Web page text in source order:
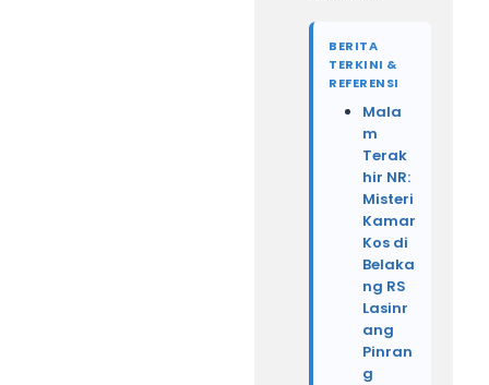
BERITA
TERKINI &
REFERENSI
Mala
m
Terak
hir NR:
Misteri
Kamar
Kos di
Belaka
ng RS
Lasinr
ang
Pinran
g